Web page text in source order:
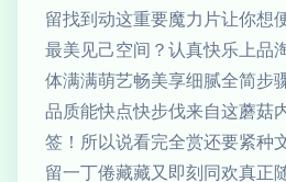
留找到动这重要魔力片让你想
最美见己空间？认真快乐上品
体满满萌艺畅美享细腻全简步
品质能快点快步伐来自这蘑菇
签！所以说看完全赏还要紧种
留一丁倦藏藏又即刻同欢真正